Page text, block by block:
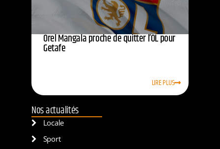
Orel Mangala proche de quitter l’OL pour
Getafe
LIRE PLUS
Nos actualités
Locale
Sport